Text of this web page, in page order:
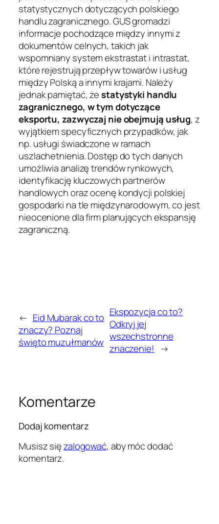
statystycznych dotyczących polskiego
handlu zagranicznego. GUS gromadzi
informacje pochodzące między innymi z
dokumentów celnych, takich jak
wspomniany system ekstrastat i intrastat,
które rejestrują przepływ towarów i usług
między Polską a innymi krajami. Należy
jednak pamiętać, żestatystyki handlu
zagranicznego, w tym dotyczące
eksportu, zazwyczaj nie obejmują usług, z
wyjątkiem specyficznych przypadków, jak
np. usługi świadczone w ramach
uszlachetnienia. Dostęp do tych danych
umożliwia analizę trendów rynkowych,
identyfikację kluczowych partnerów
handlowych oraz ocenę kondycji polskiej
gospodarki na tle międzynarodowym, co jest
nieocenione dla firm planujących ekspansję
zagraniczną.
← Eid Mubarak co to
znaczy? Poznaj
święto muzułmanów
Ekspozycja co to?
Odkryj jej
wszechstronne
znaczenie! →
Komentarze
Dodaj komentarz
Musisz sięzalogować, aby móc dodać
komentarz.